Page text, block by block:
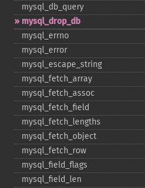
mysql_​db_​query
mysql_​drop_​db
mysql_​errno
mysql_​error
mysql_​escape_​string
mysql_​fetch_​array
mysql_​fetch_​assoc
mysql_​fetch_​field
mysql_​fetch_​lengths
mysql_​fetch_​object
mysql_​fetch_​row
mysql_​field_​flags
mysql_​field_​len